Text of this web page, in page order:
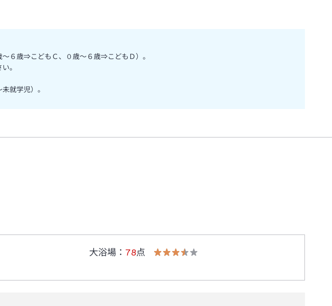
６歳⇒こどもＣ、０歳～６歳⇒こどもＤ）。
。
就学児）。
大浴場 ： 78点